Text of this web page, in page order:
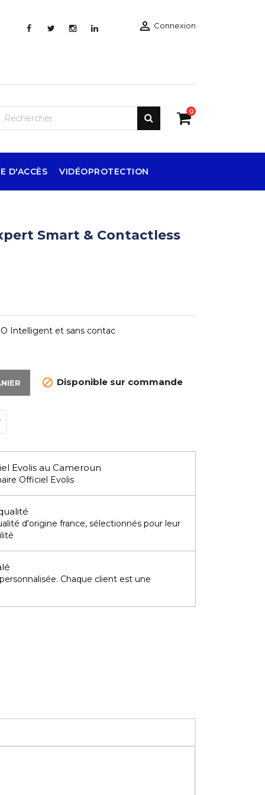
 Connexion
0
D'ACCÈS VIDÉOPROTECTION
Smart & Contactless
Intelligent et sans contac
 Disponible sur commande
Evolis au Cameroun
Officiel Evolis
d'origine france, sélectionnés pour leur
Chaque client est une